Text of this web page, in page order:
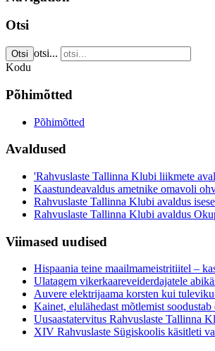
Otsi
Otsi otsi...
Kodu
Põhimõtted
Põhimõtted
Avaldused
'Rahvuslaste Tallinna Klubi liikmete
Kaastundeavaldus ametnike omavoli
Rahvuslaste Tallinna Klubi avaldus
Rahvuslaste Tallinna Klubi avaldus
Viimased uudised
Hispaania teine maailmameistritiitel –
Ulatagem vikerkaareveiderdajatele
Auvere elektrijaama korsten kui
Kainet, elulähedast mõtlemist
Uusaastatervitus Rahvuslaste Tallinna
XIV Rahvuslaste Sügiskoolis käsitleti